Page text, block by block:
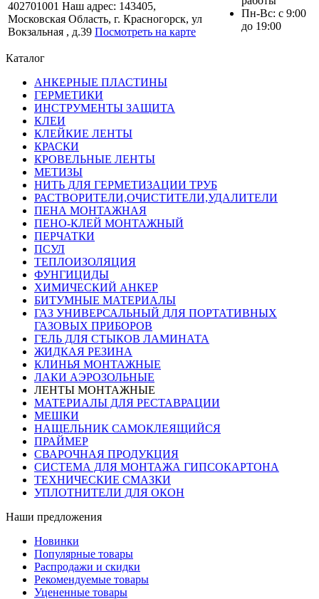
402701001 Наш адрес: 143405,
Московская Область, г. Красногорск, ул
Вокзальная , д.39 Посмотреть на карте
Пн-Вс: с 9:00
до 19:00
Каталог
АНКЕРНЫЕ ПЛАСТИНЫ
ГЕРМЕТИКИ
ИНСТРУМЕНТЫ ЗАЩИТА
КЛЕИ
КЛЕЙКИЕ ЛЕНТЫ
КРАСКИ
КРОВЕЛЬНЫЕ ЛЕНТЫ
МЕТИЗЫ
НИТЬ ДЛЯ ГЕРМЕТИЗАЦИИ ТРУБ
РАСТВОРИТЕЛИ,ОЧИСТИТЕЛИ,УДАЛИТЕЛИ
ПЕНА МОНТАЖНАЯ
ПЕНО-КЛЕЙ МОНТАЖНЫЙ
ПЕРЧАТКИ
ПСУЛ
ТЕПЛОИЗОЛЯЦИЯ
ФУНГИЦИДЫ
ХИМИЧЕСКИЙ АНКЕР
БИТУМНЫЕ МАТЕРИАЛЫ
ГАЗ УНИВЕРСАЛЬНЫЙ ДЛЯ ПОРТАТИВНЫХ
ГАЗОВЫХ ПРИБОРОВ
ГЕЛЬ ДЛЯ СТЫКОВ ЛАМИНАТА
ЖИДКАЯ РЕЗИНА
КЛИНЬЯ МОНТАЖНЫЕ
ЛАКИ АЭРОЗОЛЬНЫЕ
ЛЕНТЫ МОНТАЖНЫЕ
МАТЕРИАЛЫ ДЛЯ РЕСТАВРАЦИИ
МЕШКИ
НАЩЕЛЬНИК САМОКЛЕЯЩИЙСЯ
ПРАЙМЕР
СВАРОЧНАЯ ПРОДУКЦИЯ
СИСТЕМА ДЛЯ МОНТАЖА ГИПСОКАРТОНА
ТЕХНИЧЕСКИЕ СМАЗКИ
УПЛОТНИТЕЛИ ДЛЯ ОКОН
Наши предложения
Новинки
Популярные товары
Распродажи и скидки
Рекомендуемые товары
Уцененные товары